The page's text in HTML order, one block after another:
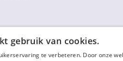
gebruik van cookies.
te verbeteren. Door onze